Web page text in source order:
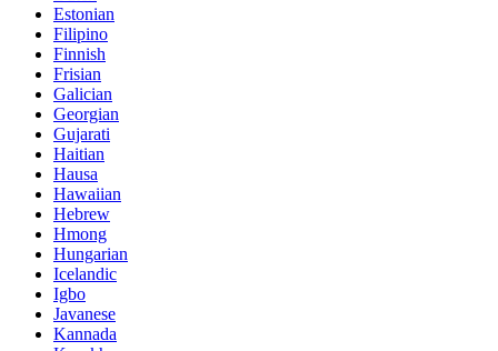
Estonian
Filipino
Finnish
Frisian
Galician
Georgian
Gujarati
Haitian
Hausa
Hawaiian
Hebrew
Hmong
Hungarian
Icelandic
Igbo
Javanese
Kannada